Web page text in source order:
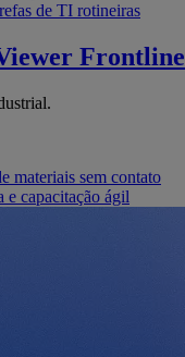
de TI rotineiras
Frontline
materiais sem contato
e capacitação ágil